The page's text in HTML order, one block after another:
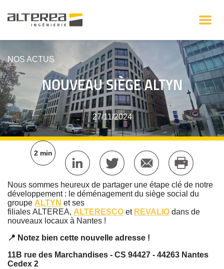
NOS ACTUS
NOUVEAU SIÈGE ALTYN
27/11/2024
2 min
Nous sommes heureux de partager une étape clé de notre
développement : le déménagement du siège social du
groupe ALTYN et ses
filiales ALTEREA, ALTERESCO et REVALIO dans de
nouveaux locaux à Nantes !
📍 Notez bien cette nouvelle adresse !
11B rue des Marchandises - CS 94427 - 44263 Nantes
Cedex 2